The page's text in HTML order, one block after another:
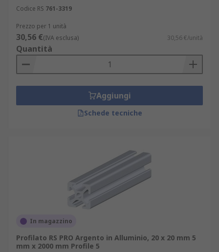
Codice RS 761-3319
Prezzo per 1 unità
30,56 €(IVA esclusa) 30,56 €/unità
Quantità
Aggiungi
Schede tecniche
In magazzino
Profilato RS PRO Argento in Alluminio, 20 x 20 mm 5
mm x 2000 mm Profile 5